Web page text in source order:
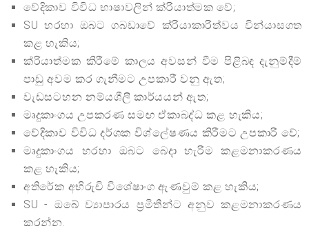
වේදිකාව විවිධ භාෂාවලින් ක්රියාත්මක වේ;
SU හරහා ඔබට ගබඩාවේ ක්රියාකාරිත්වය වින්යාසගත
කළ හැකිය;
ක්රියාත්මක කිරීමේ කාලය අවසන් වීම පිළිබඳ දැනුම්දීම්
පාඩු අවම කර ගැනීමට උපකාරී වනු ඇත;
වැඩසටහන නම්යශීලී කාර්යයන් ඇත;
මෘදුකාංගය උපකරණ සමඟ ඒකාබද්ධ කළ හැකිය;
වේදිකාව විවිධ දර්ශක විශ්ලේෂණය කිරීමට උපකාරී වේ;
මෘදුකාංගය හරහා ඔබට බෙදා හැරීම කළමනාකරණය
කළ හැකිය;
අතිරේක අභිරුචි විශේෂාංග ඇණවුම් කළ හැකිය;
SU - ඔබේ ව්‍යාපාරය ප්‍රමිතීන්ට අනුව කළමනාකරණය
කරන්න.